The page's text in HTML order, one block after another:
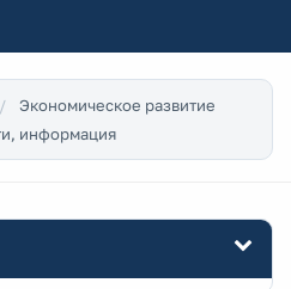
Экономическое развитие
информация